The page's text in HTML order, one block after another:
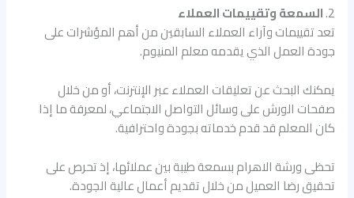
2. السمعة وتقييمات العملاء
تعد تقييمات وآراء العملاء السابقين من أهم المؤشرات على
جودة العمل الذي يقدمه معلم المنيوم.
يمكنك البحث عن تعليقات العملاء عبر الإنترنت، أو من خلال
صفحات الورش على وسائل التواصل الاجتماعي، لمعرفة ما إذا
كان المعلم قد قدم خدماته بجودة واحترافية.
تحظى ورشة الاهرام بسمعة طيبة بين عملائها، إذ تحرص على
تحقيق رضا العميل من خلال تقديم أعمال عالية الجودة.